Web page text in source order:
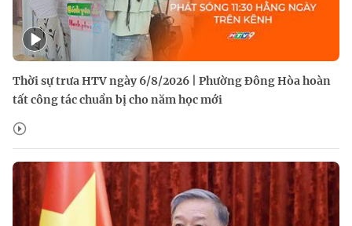
Thời sự trưa HTV ngày 6/8/2026 | Phường Đông Hòa hoàn
tất công tác chuẩn bị cho năm học mới